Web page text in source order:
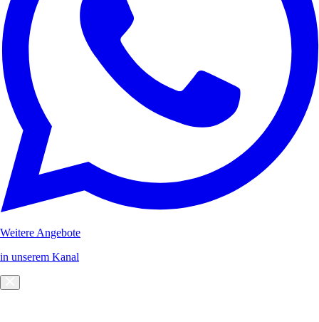
Weitere Angebote
in unserem Kanal